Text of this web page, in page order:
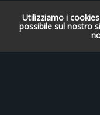
Utilizziamo i
possibile sul nostro